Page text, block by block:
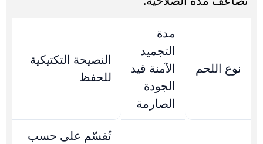
نوع اللحم
مدة
التجميد
الآمنة قيد
الجودة
الصارمة
النصيحة التكتيكية
للحفظ
تُقسّم على حسب